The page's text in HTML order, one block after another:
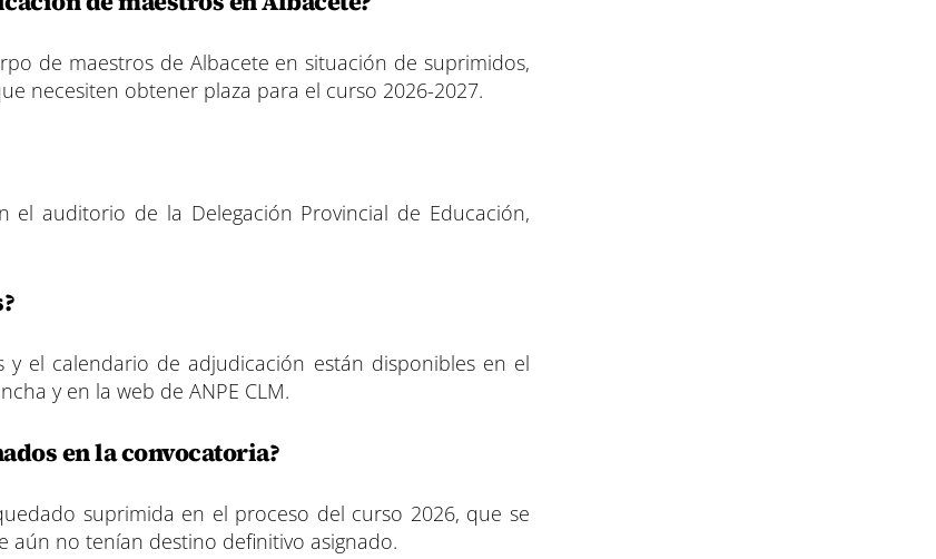
de maestros de Albacete en situación de suprimidos,
necesiten obtener plaza para el curso 2026-2027.
auditorio de la Delegación Provincial de Educación,
y el calendario de adjudicación están disponibles en el
y en la web de ANPE CLM.
en la convocatoria?
suprimida en el proceso del curso 2026, que se
aún no tenían destino definitivo asignado.